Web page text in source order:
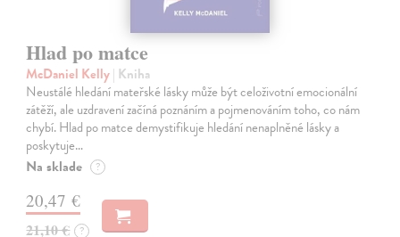
Hlad po matce
McDaniel Kelly| Kniha
Neustálé hledání mateřské lásky může být celoživotní emocionální
zátěží, ale uzdravení začíná poznáním a pojmenováním toho, co nám
chybí. Hlad po matce demystifikuje hledání nenaplněné lásky a
poskytuje…
Na sklade ?
20,47 €
21,10 € ?